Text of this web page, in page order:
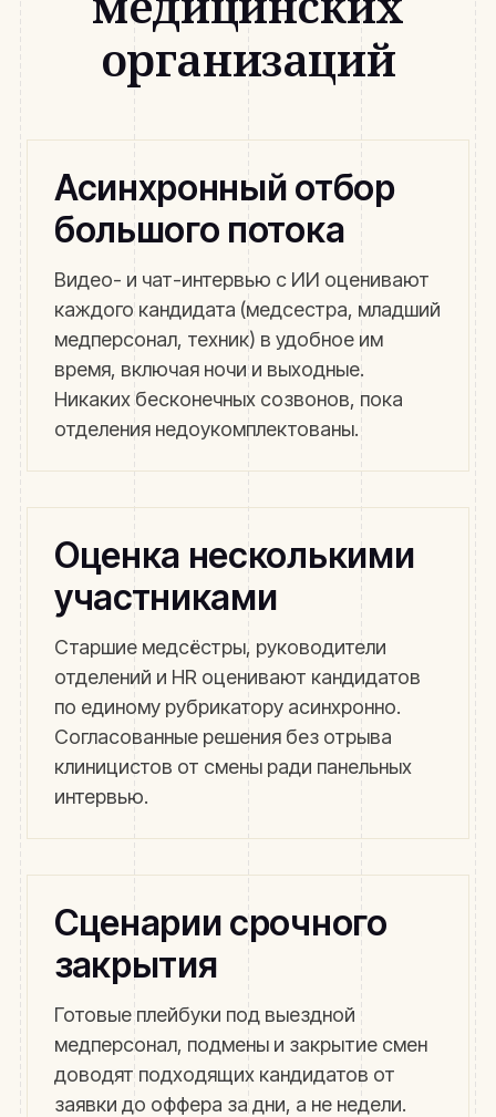
организаций
Асинхронный отбор
большого потока
Видео- и чат-интервью с ИИ оценивают
каждого кандидата (медсестра, младший
медперсонал, техник) в удобное им
время, включая ночи и выходные.
Никаких бесконечных созвонов, пока
отделения недоукомплектованы.
Оценка несколькими
участниками
Старшие медсёстры, руководители
отделений и HR оценивают кандидатов
по единому рубрикатору асинхронно.
Согласованные решения без отрыва
клиницистов от смены ради панельных
интервью.
Сценарии срочного
закрытия
Готовые плейбуки под выездной
медперсонал, подмены и закрытие смен
доводят подходящих кандидатов от
заявки до оффера за дни, а не недели.